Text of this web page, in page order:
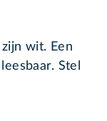
wit. Een
Stel